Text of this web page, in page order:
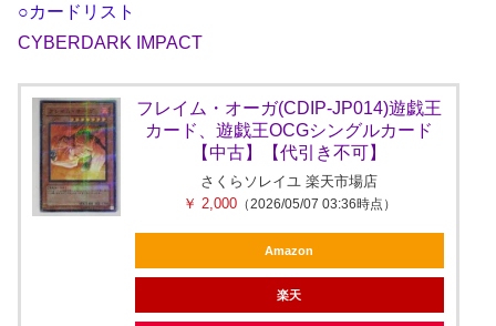
○カードリスト
CYBERDARK IMPACT
フレイム・オーガ(CDIP-JP014)遊戯王
カード、遊戯王OCGシングルカード
【中古】【代引き不可】
さくらソレイユ 楽天市場店
￥ 2,000（2026/05/07 03:36時点）
Amazon
楽天